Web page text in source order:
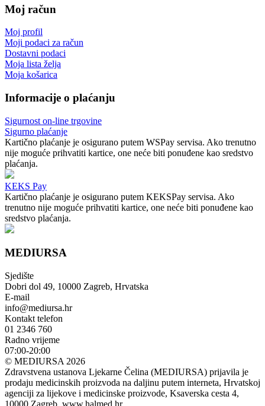
Moj račun
Moj profil
Moji podaci za račun
Dostavni podaci
Moja lista želja
Moja košarica
Informacije o plaćanju
Sigurnost on-line trgovine
Sigurno plaćanje
Kartično plaćanje je osigurano putem WSPay servisa. Ako trenutno
nije moguće prihvatiti kartice, one neće biti ponuđene kao sredstvo
plaćanja.
KEKS Pay
Kartično plaćanje je osigurano putem KEKSPay servisa. Ako
trenutno nije moguće prihvatiti kartice, one neće biti ponuđene kao
sredstvo plaćanja.
MEDIURSA
Sjedište
Dobri dol 49, 10000 Zagreb, Hrvatska
E-mail
info@mediursa.hr
Kontakt telefon
01 2346 760
Radno vrijeme
07:00-20:00
© MEDIURSA 2026
Zdravstvena ustanova Ljekarne Čelina (MEDIURSA) prijavila je
prodaju medicinskih proizvoda na daljinu putem interneta, Hrvatskoj
agenciji za lijekove i medicinske proizvode, Ksaverska cesta 4,